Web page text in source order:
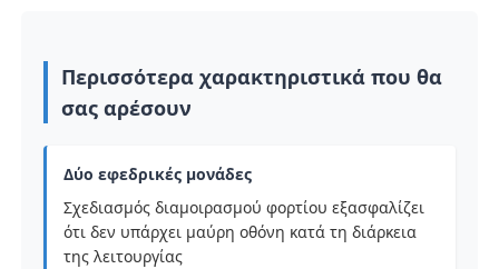
Περισσότερα χαρακτηριστικά που θα
σας αρέσουν
Δύο εφεδρικές μονάδες
Σχεδιασμός διαμοιρασμού φορτίου εξασφαλίζει
ότι δεν υπάρχει μαύρη οθόνη κατά τη διάρκεια
της λειτουργίας